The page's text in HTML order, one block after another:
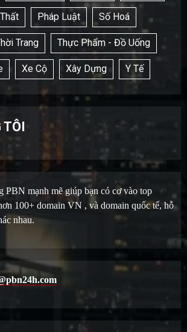
Pháp Luật Số Hoá
Trang Thực Phẩm - Đồ Uống
Xe Cộ Xây Dựng Y Tế
TÔI
PBN mạnh mẽ giúp bạn có cơ vào top
100+ domain VN , và domain quốc tế, hỗ
nhau.